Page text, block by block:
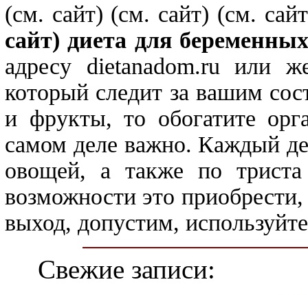
(см. сайт) (см. сайт) (см.
сайт) диета для
адресу dietanadom.ru или
который следит за вашим
и фрукты, то обогатите
самом деле важно. Каждый
овощей, а также по
возможности это
выход, допустим,
Свежие записи: